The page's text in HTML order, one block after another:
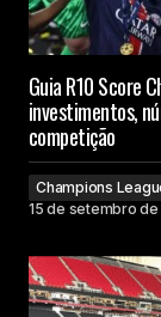
Guia R10 Score
investimentos,
competição
Champions
15 de setembro